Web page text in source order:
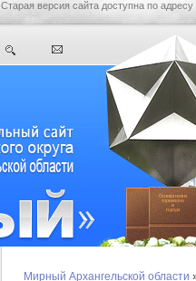
Старая версия сайта доступна по адресу
Мирный Архангельской области